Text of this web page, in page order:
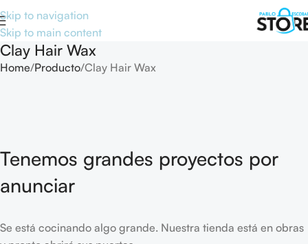
Skip to navigation
Skip to main content
Clay Hair Wax
Home Producto Clay Hair Wax
Tenemos grandes proyectos por
anunciar
Se está cocinando algo grande. Nuestra tienda está en obras